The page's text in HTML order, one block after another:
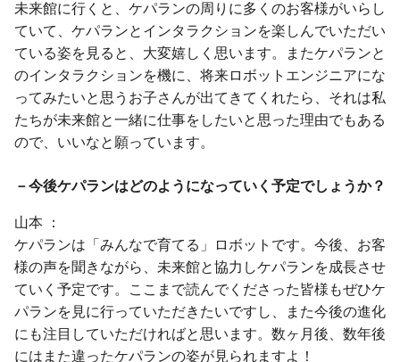
未来館に行くと、ケパランの周りに多くのお客様がいらし
ていて、ケパランとインタラクションを楽しんでいただい
ている姿を見ると、大変嬉しく思います。またケパランと
のインタラクションを機に、将来ロボットエンジニアにな
ってみたいと思うお子さんが出てきてくれたら、それは私
たちが未来館と一緒に仕事をしたいと思った理由でもある
ので、いいなと願っています。
－今後ケパランはどのようになっていく予定でしょうか？
山本
ケパランは「みんなで育てる」ロボットです。今後、お客
様の声を聞きながら、未来館と協力しケパランを成長させ
ていく予定です。ここまで読んでくださった皆様もぜひケ
パランを見に行っていただきたいですし、また今後の進化
にも注目していただければと思います。数ヶ月後、数年後
にはまた違ったケパランの姿が見られますよ！